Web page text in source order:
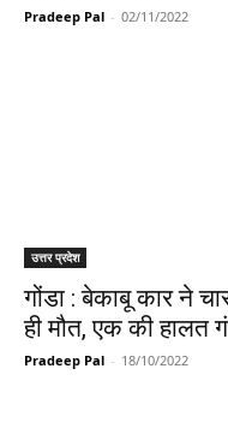
Pradeep Pal - 02/11/2022
उत्तर प्रदेश
गोंडा : बेकाबू कार ने
ही मौत, एक की हालत
Pradeep Pal - 18/10/2022